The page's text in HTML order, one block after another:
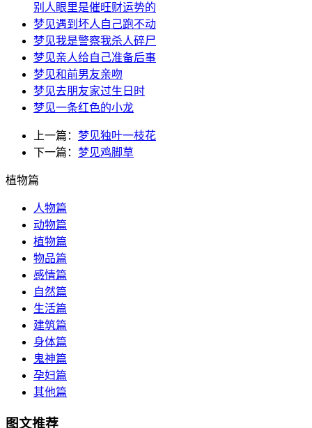
别人眼里是催旺财运势的
梦见遇到坏人自己跑不动
梦见我是警察我杀人碎尸
梦见亲人给自己准备后事
梦见和前男友亲吻
梦见去朋友家过生日时
梦见一条红色的小龙
上一篇： 梦见独叶一枝花
下一篇： 梦见鸡脚草
植物篇
人物篇
动物篇
植物篇
物品篇
感情篇
自然篇
生活篇
建筑篇
身体篇
鬼神篇
孕妇篇
其他篇
图文推荐